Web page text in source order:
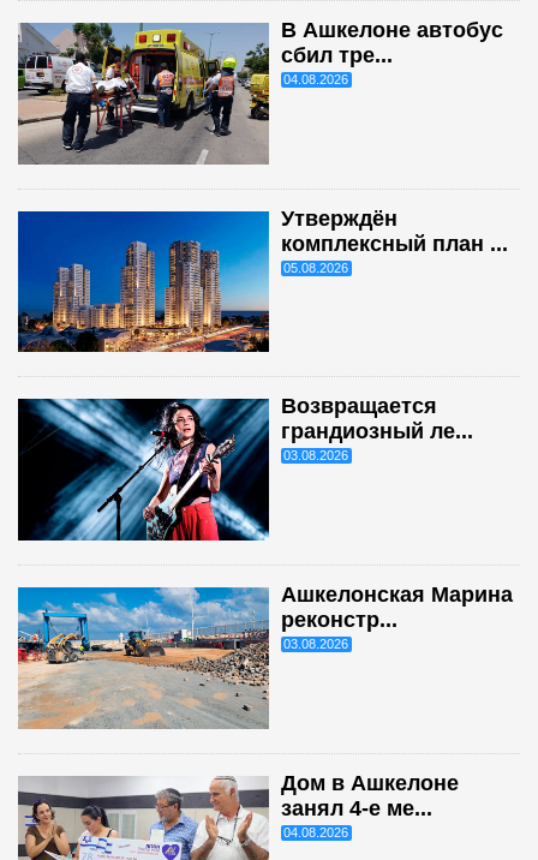
В Ашкелоне автобус
сбил тре...
04.08.2026
Утверждён
комплексный план ...
05.08.2026
Возвращается
грандиозный ле...
03.08.2026
Ашкелонская Марина
реконстр...
03.08.2026
Дом в Ашкелоне
занял 4-е ме...
04.08.2026